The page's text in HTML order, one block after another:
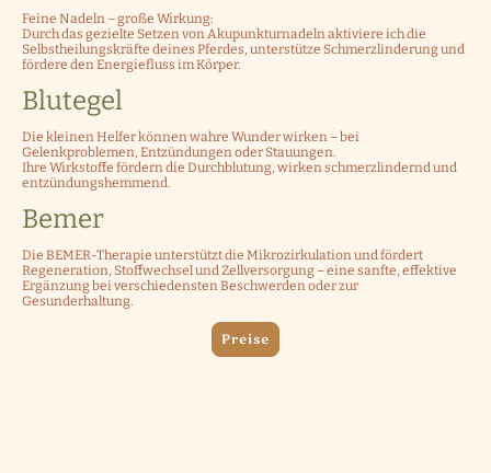
Feine Nadeln – große Wirkung:
Durch das gezielte Setzen von Akupunkturnadeln aktiviere ich die
Selbstheilungskräfte deines Pferdes, unterstütze Schmerzlinderung und
fördere den Energiefluss im Körper.
Blutegel
Die kleinen Helfer können wahre Wunder wirken – bei
Gelenkproblemen, Entzündungen oder Stauungen.
Ihre Wirkstoffe fördern die Durchblutung, wirken schmerzlindernd und
entzündungshemmend.
Bemer
Die BEMER-Therapie unterstützt die Mikrozirkulation und fördert
Regeneration, Stoffwechsel und Zellversorgung – eine sanfte, effektive
Ergänzung bei verschiedensten Beschwerden oder zur
Gesunderhaltung.
Preise